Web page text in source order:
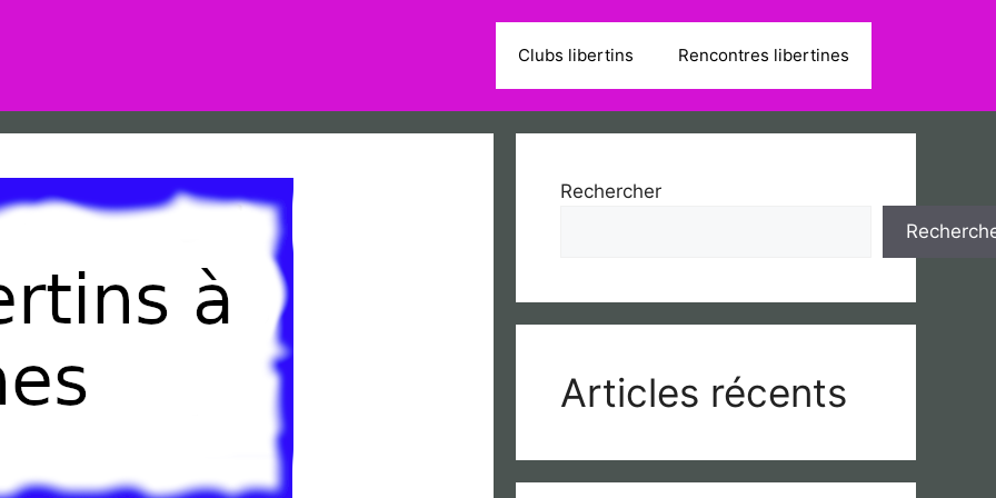
Clubs libertins Rencontres libertines
Rechercher
Articles récents